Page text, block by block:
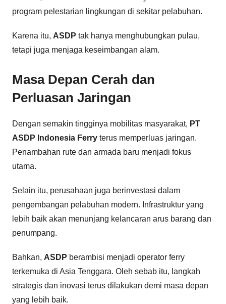
program pelestarian lingkungan di sekitar pelabuhan.
Karena itu, ASDP tak hanya menghubungkan pulau,
tetapi juga menjaga keseimbangan alam.
Masa Depan Cerah dan
Perluasan Jaringan
Dengan semakin tingginya mobilitas masyarakat, PT
ASDP Indonesia Ferry terus memperluas jaringan.
Penambahan rute dan armada baru menjadi fokus
utama.
Selain itu, perusahaan juga berinvestasi dalam
pengembangan pelabuhan modern. Infrastruktur yang
lebih baik akan menunjang kelancaran arus barang dan
penumpang.
Bahkan, ASDP berambisi menjadi operator ferry
terkemuka di Asia Tenggara. Oleh sebab itu, langkah
strategis dan inovasi terus dilakukan demi masa depan
yang lebih baik.